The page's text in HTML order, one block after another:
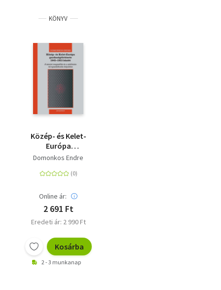
KÖNYV
Közép- és Kelet-
Európa
gazdaságtörténete
szovjet megszállás és
tervgazdálkodás
kiépülése
Domonkos Endre
Online ár:
2 691 Ft
Eredeti ár: 2 990 Ft
Kosárba
2 - 3 munkanap